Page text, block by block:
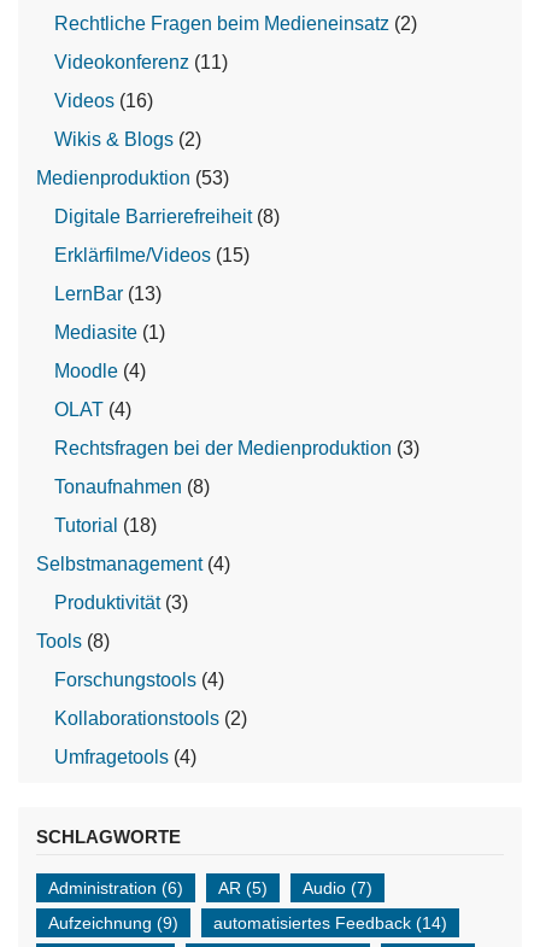
Rechtliche Fragen beim Medieneinsatz (2)
Videokonferenz (11)
Videos (16)
Wikis & Blogs (2)
Medienproduktion (53)
Digitale Barrierefreiheit(8)
Erklärfilme/Videos (15)
LernBar (13)
Mediasite (1)
Moodle (4)
OLAT (4)
Rechtsfragen bei der Medienproduktion (3)
Tonaufnahmen (8)
Tutorial (18)
Selbstmanagement(4)
Produktivität(3)
Tools (8)
Forschungstools (4)
Kollaborationstools (2)
Umfragetools (4)
SCHLAGWORTE
Administration (6) AR (5) Audio (7)
Aufzeichnung (9) automatisiertes Feedback (14)